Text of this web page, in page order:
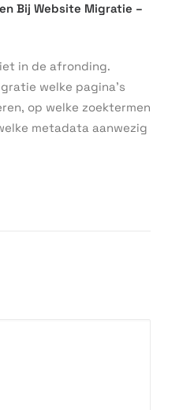
Bij Website Migratie –
in de afronding.
welke pagina’s
op welke zoektermen
metadata aanwezig